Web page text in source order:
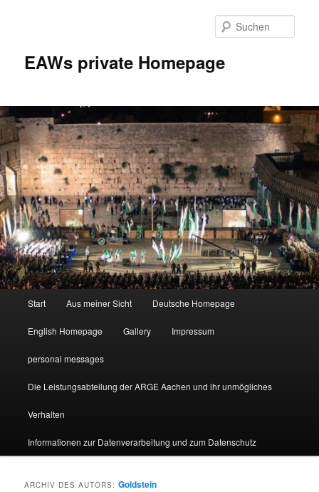
EAWs private Homepage
Start Aus meiner Sicht Deutsche Homepage
English Homepage Gallery Impressum
personal messages
Die Leistungsabteilung der ARGE Aachen und ihr unmögliches
Verhalten
Informationen zur Datenverarbeitung und zum Datenschutz
ARCHIV DES AUTORS:Goldstein